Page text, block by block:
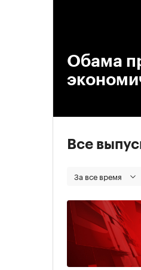
Обама
Все
За все время